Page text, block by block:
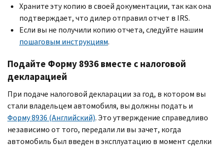
Храните эту копию в своей документации, так как она
подтверждает, что дилер отправил отчет в IRS.
Если вы не получили копию отчета, следуйте нашим
пошаговым инструкциям.
Подайте Форму 8936 вместе с налоговой
декларацией
При подаче налоговой декларации за год, в котором вы
стали владельцем автомобиля, вы должны подать и
Форму 8936 (Английский). Это утверждение справедливо
независимо от того, передали ли вы зачет, когда
автомобиль был введен в эксплуатацию в момент сделки